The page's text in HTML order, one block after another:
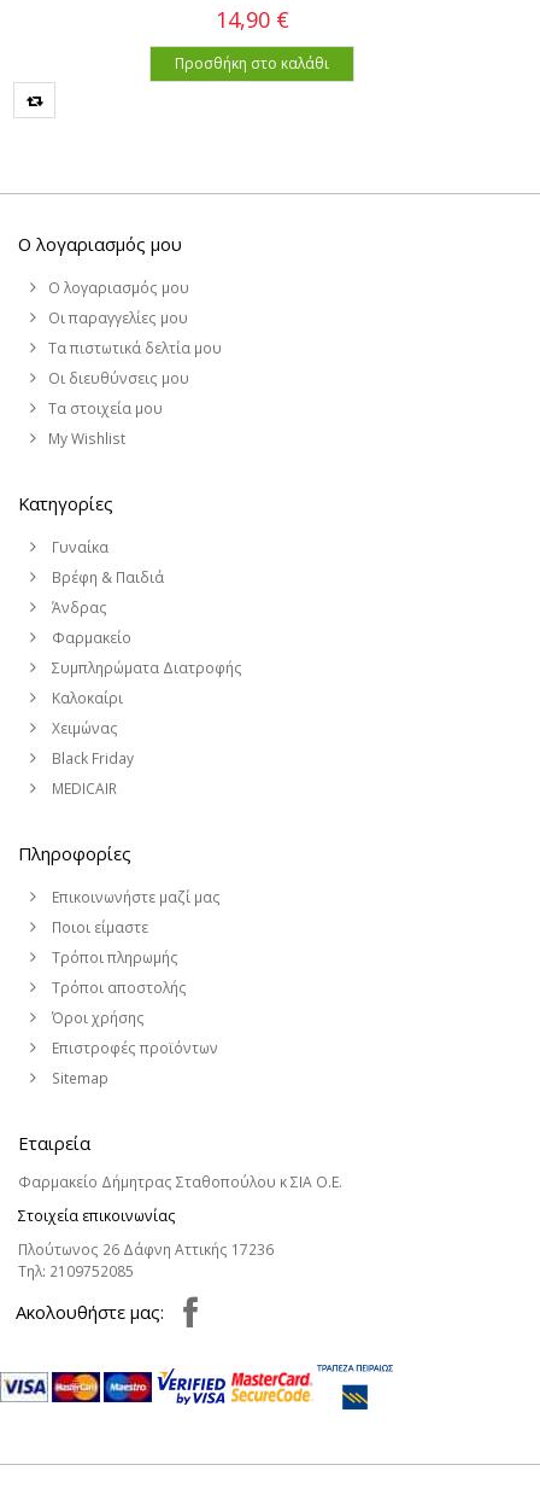
14,90 €
Προσθήκη στο καλάθι
Ο λογαριασμός μου
Ο λογαριασμός μου
Οι παραγγελίες μου
Τα πιστωτικά δελτία μου
Οι διευθύνσεις μου
Τα στοιχεία μου
My Wishlist
Κατηγορίες
Γυναίκα
Βρέφη & Παιδιά
Άνδρας
Φαρμακείο
Συμπληρώματα Διατροφής
Καλοκαίρι
Χειμώνας
Black Friday
MEDICAIR
Πληροφορίες
Επικοινωνήστε μαζί μας
Ποιοι είμαστε
Τρόποι πληρωμής
Τρόποι αποστολής
Όροι χρήσης
Επιστροφές προϊόντων
Sitemap
Εταιρεία
Φαρμακείο Δήμητρας Σταθοπούλου κ ΣΙΑ Ο.Ε.
Στοιχεία επικοινωνίας
Πλούτωνος 26 Δάφνη Αττικής 17236
Τηλ: 2109752085
Aκολουθήστε μας: